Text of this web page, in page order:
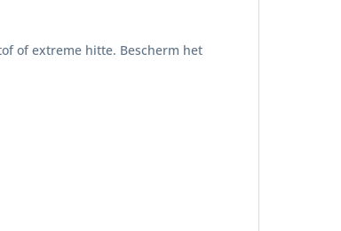
of extreme hitte. Bescherm het